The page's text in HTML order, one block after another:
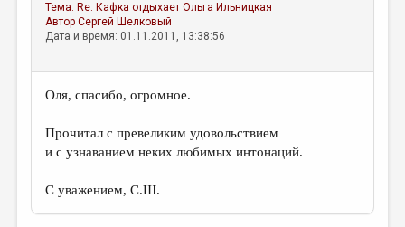
Тема: Re: Кафка отдыхаетОльга Ильницкая
АвторСергей Шелковый
Дата и время: 01.11.2011, 13:38:56
Оля, спасибо, огромное.
Прочитал с превеликим удовольствием
и с узнаванием неких любимых интонаций.
С уважением, С.Ш.